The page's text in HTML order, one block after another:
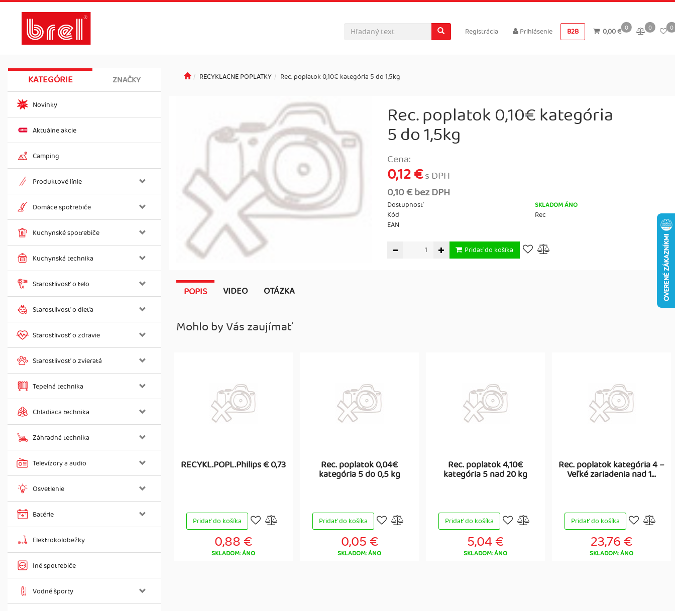
0
0,00 € 0 0
B2B
Registrácia Prihlásenie
KATEGÓRIE ZNAČKY
Novinky
Aktuálne akcie
Camping
Produktové línie
Domáce spotrebiče
Kuchynské spotrebiče
Kuchynská technika
Starostlivosť o telo
Starostlivosť o dieťa
Starostlivosť o zdravie
Starostlivosť o zvieratá
Tepelná technika
Chladiaca technika
Záhradná technika
Televízory a audio
Osvetlenie
Batérie
Elektrokolobežky
Iné spotrebiče
Vodné športy
RECYKLACNE POPLATKY Rec. poplatok 0,10€ kategória 5 do 1,5kg
Rec. poplatok 0,10€ kategória
5 do 1,5kg
Cena:
0,12 €s DPH
0,10 € bez DPH
Dostupnosť SKLADOM ÁNO
Kód
Rec
EAN
Pridať do košíka
POPIS VIDEO OTÁZKA
Mohlo by Vás zaujímať
RECYKL.POPL.Philips € 0,73
Pridať do košíka
0,88 €
SKLADOM: ÁNO
Rec. poplatok 0,04€
kategória 5 do 0,5 kg
Pridať do košíka
0,05 €
SKLADOM: ÁNO
Rec. poplatok 4,10€
kategória 5 nad 20 kg
Pridať do košíka
5,04 €
SKLADOM: ÁNO
Rec. poplatok kategória 4 –
Veľké zariadenia nad 1...
Pridať do košíka
23,76 €
SKLADOM: ÁNO